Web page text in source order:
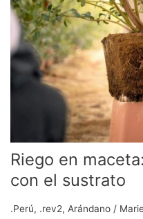
Riego en
con el sustrato
.Perú, .rev2, Arándano /
maceta:
los
retos
que
nacen